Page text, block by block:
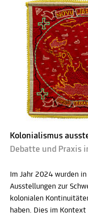
Kolonialismus
Debatte und Praxis
Im Jahr 2024 wurden
Ausstellungen zur
kolonialen
haben. Dies im